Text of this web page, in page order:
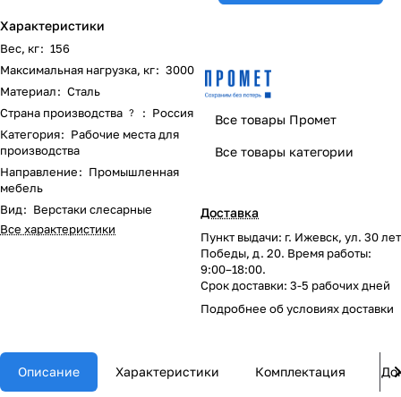
Характеристики
Вес, кг: 156
Максимальная нагрузка, кг: 3000
Материал: Сталь
Страна производства ? : Россия
Категория: Рабочие места для
производства
Направление: Промышленная
мебель
Вид: Верстаки слесарные
Все характеристики
Все товары Промет
Все товары категории
Доставка
Пункт выдачи: г. Ижевск, ул. 30 лет
Победы, д. 20. Время работы:
9:00–18:00.
Срок доставки: 3-5 рабочих дней
Подробнее обусловиях доставки
Описание Характеристики Комплектация